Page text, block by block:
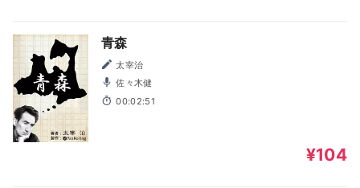
青森
太宰治
佐々木健
00:02:51
¥104